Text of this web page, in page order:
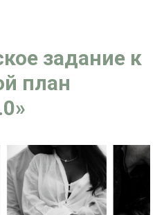
задание к
план